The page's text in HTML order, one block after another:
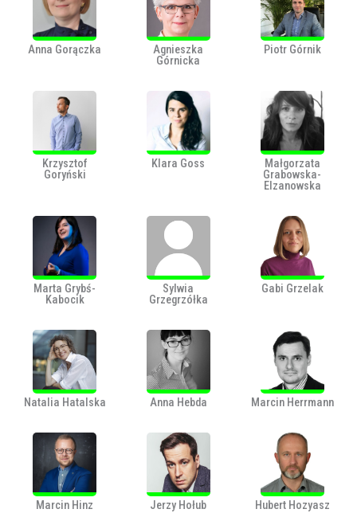
Anna Gorączka
Agnieszka
Górnicka
Piotr Górnik
Krzysztof
Goryński
Klara Goss
Małgorzata
Grabowska-
Elzanowska
Marta Grybś-
Kabocik
Sylwia
Grzegrzółka
Gabi Grzelak
Natalia Hatalska Anna Hebda Marcin Herrmann
Marcin Hinz Jerzy Hołub Hubert Hozyasz